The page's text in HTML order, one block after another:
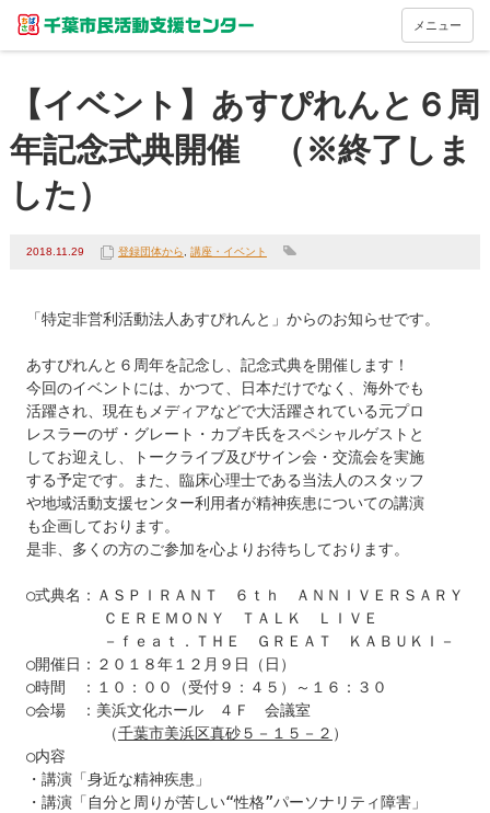
メニュー
【イベント】あすぴれんと６周
年記念式典開催 （※終了しま
した）
2018.11.29 登録団体から 講座・イベント
「特定非営利活動法人あすぴれんと」からのお知らせです。
あすぴれんと６周年を記念し、記念式典を開催します！
今回のイベントには、かつて、日本だけでなく、海外でも
活躍され、現在もメディアなどで大活躍されている元プロ
レスラーのザ・グレート・カブキ氏をスペシャルゲストと
してお迎えし、トークライブ及びサイン会・交流会を実施
する予定です。また、臨床心理士である当法人のスタッフ
や地域活動支援センター利用者が精神疾患についての講演
も企画しております。
是非、多くの方のご参加を心よりお待ちしております。
○式典名：ＡＳＰＩＲＡＮＴ　６ｔｈ　ＡＮＮＩＶＥＲＳＡＲＹ
ＣＥＲＥＭＯＮＹ　ＴＡＬＫ　ＬＩＶＥ
－ｆｅａｔ．ＴＨＥ　ＧＲＥＡＴ　ＫＡＢＵＫＩ－
○開催日：２０１８年１２月９日（日）
○時間　：１０：００（受付９：４５）～１６：３０
○会場　：美浜文化ホール　４Ｆ　会議室
（千葉市美浜区真砂５－１５－２ ）
○内容
・講演「身近な精神疾患」
・講演「自分と周りが苦しい“性格”パーソナリティ障害」